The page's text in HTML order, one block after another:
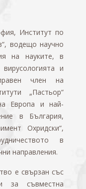
Институт по
водещо научно
на науките, в
и
член на
„Пастьор“
Европа и най-
в България,
Охридски“,
в
направления.
е свързан със
за съвместна